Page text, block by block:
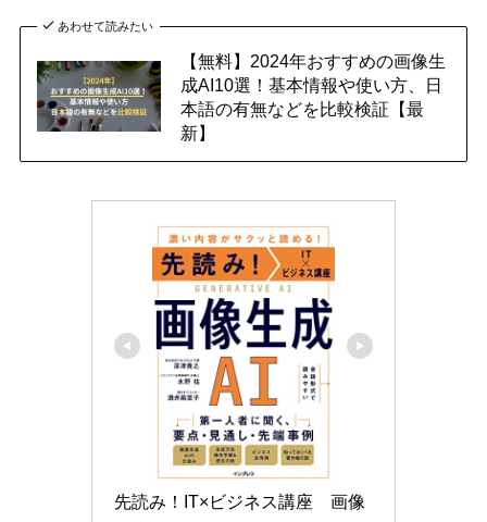
あわせて読みたい
【無料】2024年おすすめの画像生
成AI10選！基本情報や使い方、日
本語の有無などを比較検証【最
新】
先読み！IT×ビジネス講座　画像